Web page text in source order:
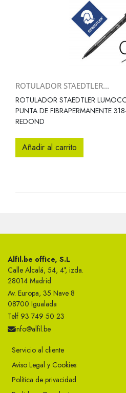
ROTULADOR STAEDTLER...
ROTULADOR STAEDTLER
PUNTA DE FIBRAPERMANENTE
REDOND
Añadir al carrito
Alfil.be office, S.L
Calle Alcalá, 54, 4°, izda.
28014 Madrid
Av. Europa, 35 Nave 8
08700 Igualada
Telf 93 749 50 23
info@alfil.be
Servicio al cliente
Aviso Legal y Cookies
Política de privacidad